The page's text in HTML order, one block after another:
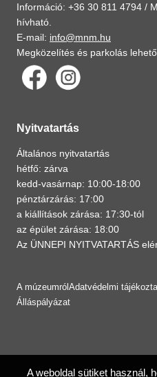
Információ: +36 30 811 4794 /
hívható.
E-mail: info@mnm.hu
Megközelítés és parkolás
Nyitvatartás
Általános nyitvatartás
hétfő: zárva
kedd-vasárnap: 10:00-18:00
pénztárzárás: 17:00
a kiállítások zárása: 17:30-tól
az épület zárása: 18:00
Az ÜNNEPI NYITVATARTÁS
A múzeumról Adatvédelmi
Álláspályázat
A weboldal sütiket használ,